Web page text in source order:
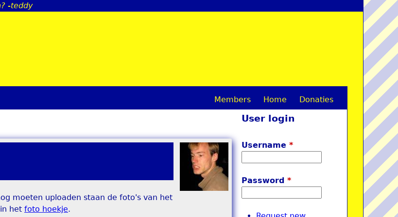
-teddy
moeten uploaden staan de foto's van het
het foto hoekje.
M
i
n
m
Members Home Donaties
User login
Username*
Password*